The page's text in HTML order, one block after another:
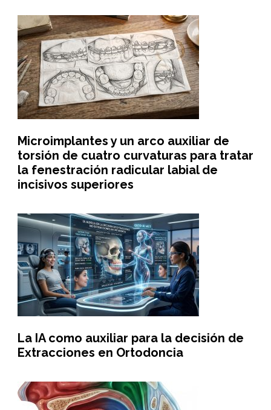
Microimplantes y un arco auxiliar de
torsión de cuatro curvaturas para tratar
la fenestración radicular labial de
incisivos superiores
La IA como auxiliar para la decisión de
Extracciones en Ortodoncia